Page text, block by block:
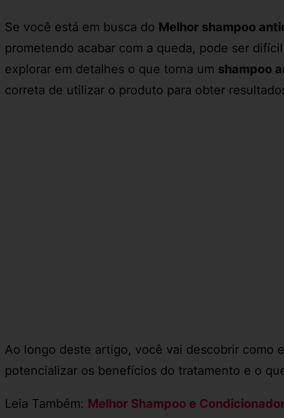
Se você está em busca do Melhor shampoo
prometendo acabar com a queda, pode ser
explorar em detalhes o que torna um shampoo
correta de utilizar o produto para obter
Ao longo deste artigo, você vai descobrir como
potencializar os benefícios do tratamento e o
Leia Também: Melhor Shampoo e